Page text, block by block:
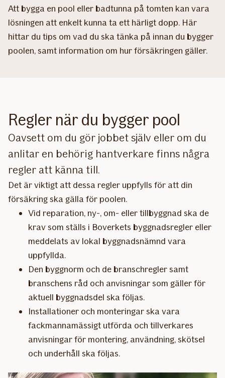
Att bygga en pool eller badtunna på tomten kan vara
lösningen att enkelt kunna ta ett härligt dopp. Här
hittar du tips om vad du ska tänka på innan du bygger
poolen, samt information om hur försäkringen gäller.
Regler när du bygger pool
Oavsett om du gör jobbet själv eller om du
anlitar en behörig hantverkare finns några
regler att känna till.
Det är viktigt att dessa regler uppfylls för att din
försäkring ska gälla för poolen.
Vid reparation, ny-, om- eller tillbyggnad ska de
krav som ställs i Boverkets byggnadsregler eller
meddelats av lokal byggnadsnämnd vara
uppfyllda.
Den byggnorm och de branschregler samt
branschens råd och anvisningar som gäller för
aktuell byggnadsdel ska följas.
Installationer och monteringar ska vara
fackmannamässigt utförda och tillverkares
anvisningar för montering, användning, skötsel
och underhåll ska följas.